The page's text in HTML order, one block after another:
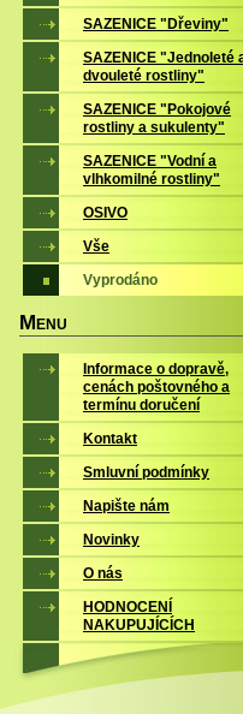
SAZENICE "Dřeviny"
SAZENICE "Jednoleté
dvouleté rostliny"
SAZENICE "Pokojové
rostliny a sukulenty"
SAZENICE "Vodní a
vlhkomilné rostliny"
OSIVO
Vše
Vyprodáno
M ENU
Informace o dopravě,
cenách poštovného a
termínu doručení
Kontakt
Smluvní podmínky
Napište nám
Novinky
O nás
HODNOCENÍ
NAKUPUJÍCÍCH